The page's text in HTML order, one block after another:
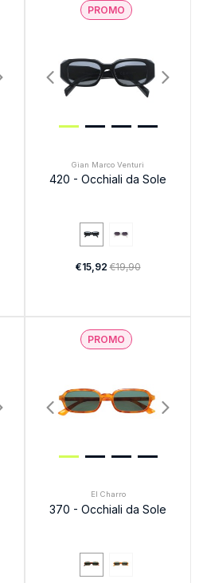
PROMO
Gian Marco Venturi
420 - Occhiali da Sole
€15,92€19,90
PROMO
El Charro
370 - Occhiali da Sole